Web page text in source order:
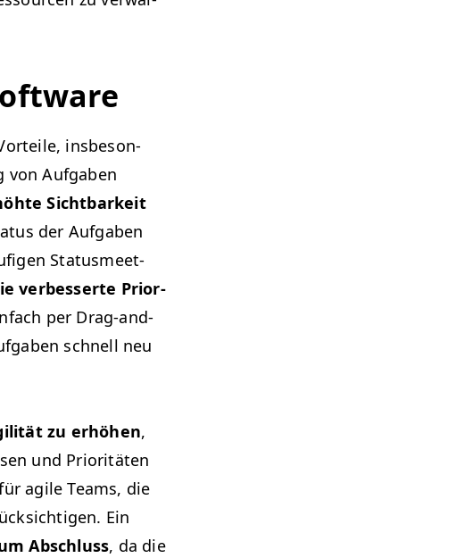
ins­beson­
von Auf­gaben
Sicht­barkeit
der Auf­gaben
Sta­tus­meet­
verbesserte Pri­or­
per Drag-and-
schnell neu
zu erhöhen,
und Pri­or­itäten
agile Teams, die
Ein
Abschluss, da die